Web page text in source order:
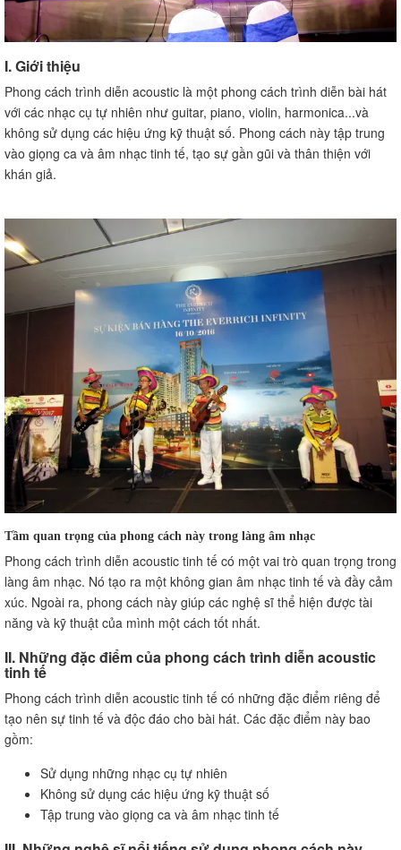
I. Giới thiệu
Phong cách trình diễn acoustic là một phong cách trình diễn bài hát
với các nhạc cụ tự nhiên như guitar, piano, violin, harmonica...và
không sử dụng các hiệu ứng kỹ thuật số. Phong cách này tập trung
vào giọng ca và âm nhạc tinh tế, tạo sự gần gũi và thân thiện với
khán giả.
Tầm quan trọng của phong cách này trong làng âm nhạc
Phong cách trình diễn acoustic tinh tế có một vai trò quan trọng trong
làng âm nhạc. Nó tạo ra một không gian âm nhạc tinh tế và đầy cảm
xúc. Ngoài ra, phong cách này giúp các nghệ sĩ thể hiện được tài
năng và kỹ thuật của mình một cách tốt nhất.
II. Những đặc điểm của phong cách trình diễn acoustic
tinh tế
Phong cách trình diễn acoustic tinh tế có những đặc điểm riêng để
tạo nên sự tinh tế và độc đáo cho bài hát. Các đặc điểm này bao
gồm:
Sử dụng những nhạc cụ tự nhiên
Không sử dụng các hiệu ứng kỹ thuật số
Tập trung vào giọng ca và âm nhạc tinh tế